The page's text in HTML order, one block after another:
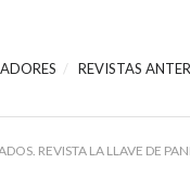
REVISTAS
REVISTA LA LLAVE DE